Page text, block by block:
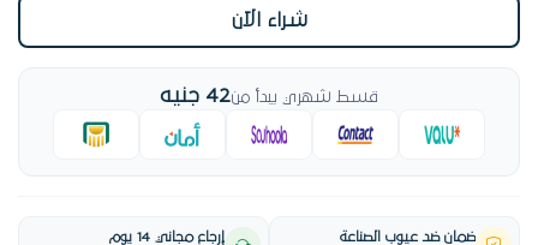
شراء الآن
قسط شهري يبدأ من42 جنيه
ضمان ضد عيوب الصناعة إرجاع مجاني 14 يوم